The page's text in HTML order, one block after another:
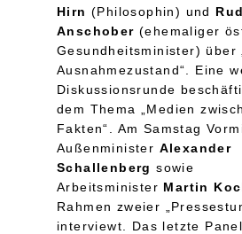
Hirn (Philosophin) und
Anschober (ehemaliger
Gesundheitsminister) über
Ausnahmezustand“. Eine
Diskussionsrunde
dem Thema „Medien
Fakten“. Am Samstag
Außenminister Alexander
Schallenberg sowie
Arbeitsminister Martin
Rahmen zweier
interviewt. Das letzte